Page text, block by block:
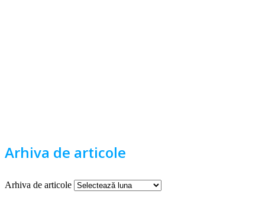
Arhiva de articole
Arhiva de articole